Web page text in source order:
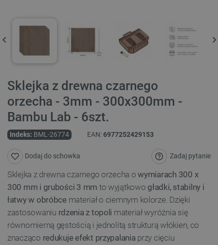
Sklejka z drewna czarnego
orzecha - 3mm - 300x300mm -
Bambu Lab - 6szt.
Indeks: BML-26774 EAN:6977252429153
Zadaj pytanie
Dodaj do schowka
Sklejka z drewna czarnego orzecha owymiarach 300 x
300 mm i grubości 3 mm to wyjątkowo gładki, stabilny i
łatwy w obróbcemateriał o ciemnym kolorze. Dzięki
zastosowaniu rdzenia z topoli materiał wyróżnia się
równomierną gęstością i jednolitą strukturą włókien, co
znacząco redukuje efekt przypalania przy cięciu